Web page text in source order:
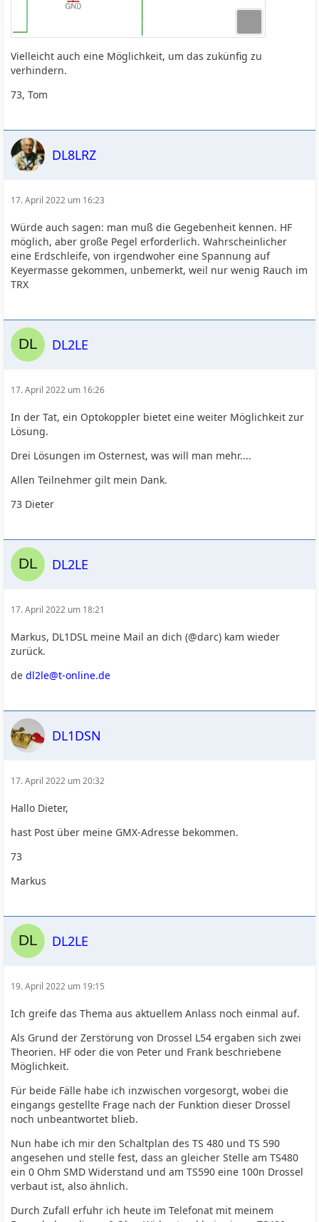
Vielleicht auch eine Möglichkeit, um das zukünfig zu
verhindern.
73, Tom
DL8LRZ
17. April 2022 um 16:23
Würde auch sagen: man muß die Gegebenheit kennen. HF
möglich, aber große Pegel erforderlich. Wahrscheinlicher
eine Erdschleife, von irgendwoher eine Spannung auf
Keyermasse gekommen, unbemerkt, weil nur wenig Rauch im
TRX
DL2LE
17. April 2022 um 16:26
In der Tat, ein Optokoppler bietet eine weiter Möglichkeit zur
Lösung.
Drei Lösungen im Osternest, was will man mehr....
Allen Teilnehmer gilt mein Dank.
73 Dieter
DL2LE
17. April 2022 um 18:21
Markus, DL1DSL meine Mail an dich (@darc) kam wieder
zurück.
dedl2le@t-online.de
DL1DSN
17. April 2022 um 20:32
Hallo Dieter,
hast Post über meine GMX-Adresse bekommen.
73
Markus
DL2LE
19. April 2022 um 19:15
Ich greife das Thema aus aktuellem Anlass noch einmal auf.
Als Grund der Zerstörung von Drossel L54 ergaben sich zwei
Theorien. HF oder die von Peter und Frank beschriebene
Möglichkeit.
Für beide Fälle habe ich inzwischen vorgesorgt, wobei die
eingangs gestellte Frage nach der Funktion dieser Drossel
noch unbeantwortet blieb.
Nun habe ich mir den Schaltplan des TS 480 und TS 590
angesehen und stelle fest, dass an gleicher Stelle am TS480
ein 0 Ohm SMD Widerstand und am TS590 eine 100n Drossel
verbaut ist, also ähnlich.
Durch Zufall erfuhr ich heute im Telefonat mit meinem